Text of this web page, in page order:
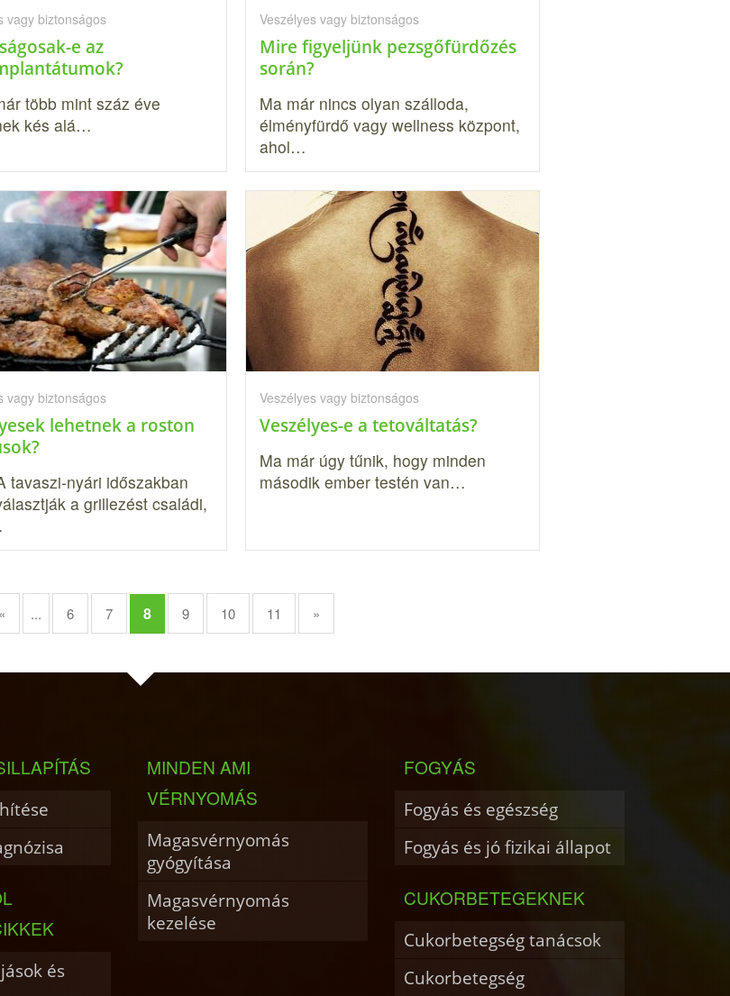
vagy biztonságos
e az
több mint száz éve
kés alá…
Veszélyes vagy biztonságos
Mire figyeljünk pezsgőfürdőzés
során?
Ma már nincs olyan szálloda,
élményfürdő vagy wellness központ,
ahol…
vagy biztonságos
lehetnek a roston
tavaszi-nyári időszakban
a grillezést családi,
Veszélyes vagy biztonságos
Veszélyes-e a tetováltatás?
Ma már úgy tűnik, hogy minden
második ember testén van…
« ... 6 7 8 9 10 11 »
és
MINDEN AMI
VÉRNYOMÁS
Magasvérnyomás
gyógyítása
Magasvérnyomás
kezelése
FOGYÁS
Fogyás és egészség
Fogyás és jó fizikai állapot
CUKORBETEGEKNEK
Cukorbetegség tanácsok
Cukorbetegség